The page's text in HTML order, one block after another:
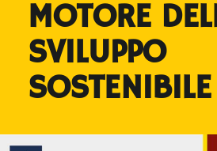
MOTORE
SVILUPPO
SOSTENIBILE